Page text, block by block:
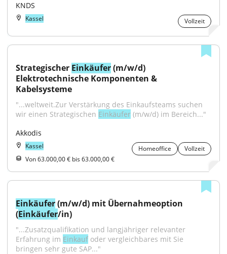
KNDS
Kassel Vollzeit
Strategischer Einkäufer (m/w/d)
Elektrotechnische Komponenten &
Kabelsysteme
"...weltweit.Zur Verstärkung des Einkaufsteams suchen
wir einen Strategischen Einkäufer (m/w/d) im Bereich..."
Akkodis
Kassel Homeoffice
Vollzeit
Von 63.000,00 € bis 63.000,00 €
Einkäufer (m/w/d) mit Übernahmeoption
(Einkäufer/in)
"...Zusatzqualifikation und langjähriger relevanter
Erfahrung im Einkauf oder vergleichbares mit Sie
bringen sehr gute SAP..."